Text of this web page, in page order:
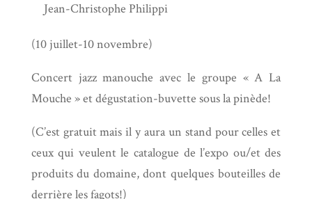
Jean-Christophe Philippi
(10 juillet-10 novembre)
Concert jazz manouche avec le groupe « A La
Mouche » et dégustation-buvette sous la pinède!
(C’est gratuit mais il y aura un stand pour celles et
ceux qui veulent le catalogue de l’expo ou/et des
produits du domaine, dont quelques bouteilles de
derrière les fagots!)